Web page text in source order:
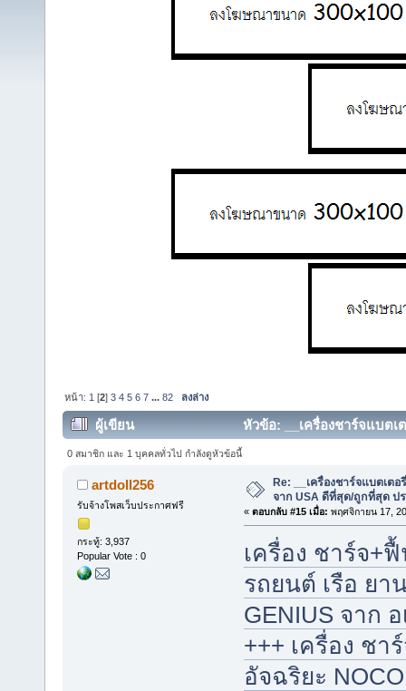
หน้า: 1 [2]3 4 5 6 7 ...82 ลงล่าง
ผู้เขียน
หัวข้อ: __เครื่องชาร์จแบต
359886 ครั้ง)
0 สมาชิก และ 1 บุคคลทั่วไป กำลังดูหัวข้อนี้
artdoll256
รับจ้างโพสเว็บประกาศฟรี
กระทู้: 3,937
Popular Vote : 0
Re: __เครื่องชาร์จแบตเตอ
จาก USA ดีที่สุด/ถูกที่สุด ป
« ตอบกลับ #15 เมื่อ: พฤศจิกายน 17,
เครื่อง ชาร์จ+
รถยนต์ เรือ ย
GENIUS จาก
+++ เครื่อง ชา
อัจฉริยะ